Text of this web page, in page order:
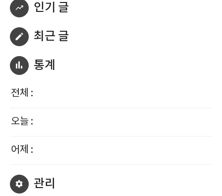
인기 글
최근 글
통계
전체 :
오늘 :
어제 :
관리